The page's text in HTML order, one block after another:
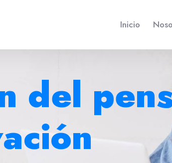
Inicio
del